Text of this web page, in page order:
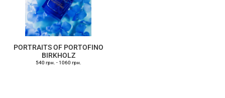
PORTRAITS OF PORTOFINO
BIRKHOLZ
540 грн. -1060 грн.